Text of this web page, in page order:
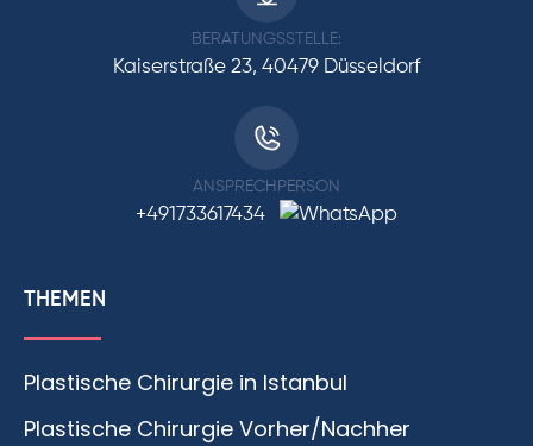
BERATUNGSSTELLE:
Kaiserstraße 23, 40479 Düsseldorf
ANSPRECHPERSON
+491733617434
THEMEN
Plastische Chirurgie in Istanbul
Plastische Chirurgie Vorher/Nachher